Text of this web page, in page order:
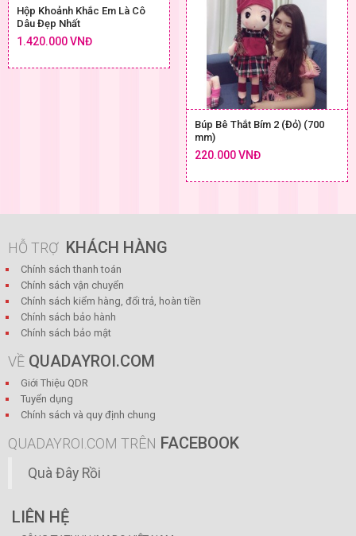
Hộp Khoảnh Khắc Em Là Cô
Dâu Đẹp Nhất
1.420.000 VNĐ
Búp Bê Thắt Bím 2 (Đỏ) (700
mm)
220.000 VNĐ
HỖ TRỢ KHÁCH HÀNG
Chính sách thanh toán
Chính sách vận chuyển
Chính sách kiểm hàng, đổi trả, hoàn tiền
Chính sách bảo hành
Chính sách bảo mật
VỀ QUADAYROI.COM
Giới Thiệu QDR
Tuyển dụng
Chính sách và quy định chung
QUADAYROI.COM TRÊN FACEBOOK
Quà Đây Rồi
LIÊN HỆ